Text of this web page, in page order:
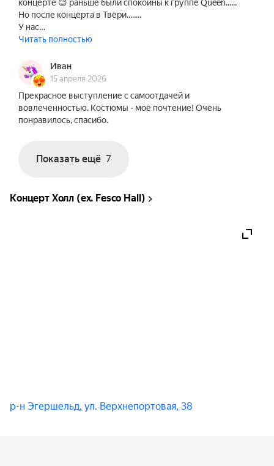
концерте 😊 раньше были спокойны к группе Queen......
Но после концерта в Твери........
У нас…
Читать полностью
Иван
15 апреля 2026
Прекрасное выступление с самоотдачей и
вовлеченностью. Костюмы - мое почтение! Очень
понравилось, спасибо.
Показать ещё 7
Концерт Холл (ex. Fesco Hall)
р-н Эгершельд, ул. Верхнепортовая, 38